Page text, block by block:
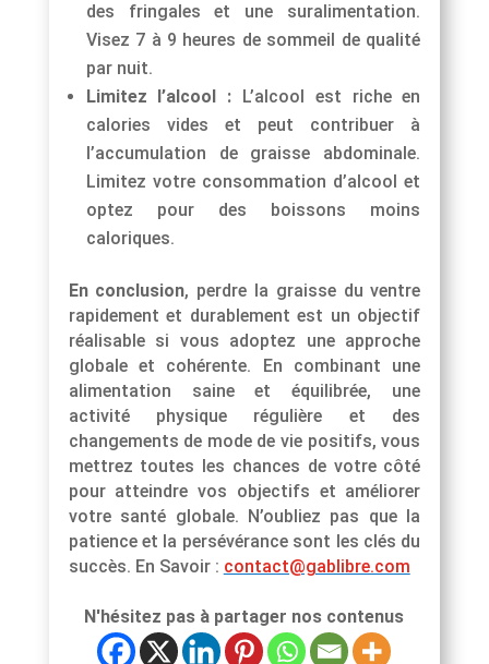
des fringales et une suralimentation.
Visez 7 à 9 heures de sommeil de qualité
par nuit.
Limitez l’alcool : L’alcool est riche en
calories vides et peut contribuer à
l’accumulation de graisse abdominale.
Limitez votre consommation d’alcool et
optez pour des boissons moins
caloriques.
En conclusion, perdre la graisse du ventre
rapidement et durablement est un objectif
réalisable si vous adoptez une approche
globale et cohérente. En combinant une
alimentation saine et équilibrée, une
activité physique régulière et des
changements de mode de vie positifs, vous
mettrez toutes les chances de votre côté
pour atteindre vos objectifs et améliorer
votre santé globale. N’oubliez pas que la
patience et la persévérance sont les clés du
succès. En Savoir : contact@gablibre.com
N'hésitez pas à partager nos contenus